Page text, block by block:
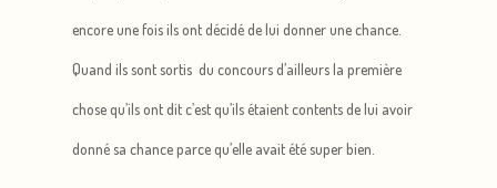
encore une fois ils ont décidé de lui donner une chance.
Quand ils sont sortis du concours d’ailleurs la première
chose qu’ils ont dit c’est qu’ils étaient contents de lui avoir
donné sa chance parce qu’elle avait été super bien.